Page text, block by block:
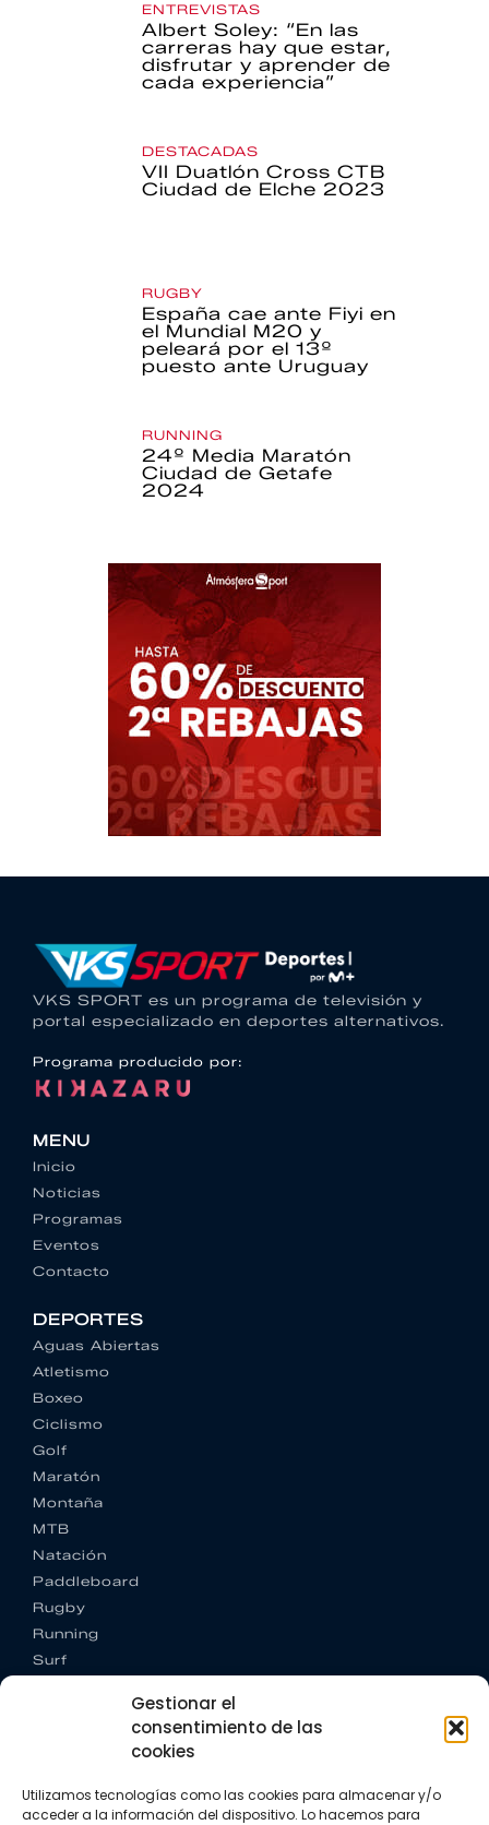
Gestionar el
consentimiento de las
cookies
Utilizamos tecnologías como las cookies para almacenar y/o
acceder a la información del dispositivo. Lo hacemos para
ENTREVISTAS
Albert Soley: “En las
carreras hay que estar,
disfrutar y aprender de
cada experiencia”
DESTACADAS
VII Duatlón Cross CTB
Ciudad de Elche 2023
RUGBY
España cae ante Fiyi en
el Mundial M20 y
peleará por el 13º
puesto ante Uruguay
RUNNING
24º Media Maratón
Ciudad de Getafe
2024
VKS SPORT es un programa de televisión y
portal especializado en deportes alternativos.
Programa producido por:
MENU
Inicio
Noticias
Programas
Eventos
Contacto
DEPORTES
Aguas Abiertas
Atletismo
Boxeo
Ciclismo
Golf
Maratón
Montaña
MTB
Natación
Paddleboard
Rugby
Running
Surf
CONTACTO
+34 662 342 177